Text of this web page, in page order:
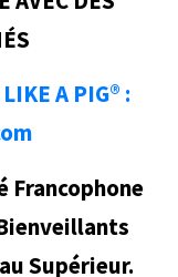
A PIG® :
Francophone
Supérieur.